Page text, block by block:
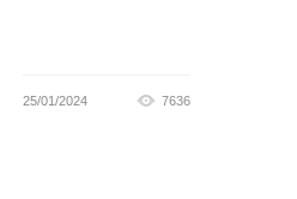
25/01/2024 7636